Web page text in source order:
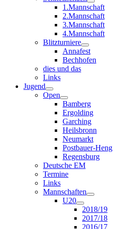
1.Mannschaft
2.Mannschaft
3.Mannschaft
4.Mannschaft
Blitzturniere
Annafest
Bechhofen
dies und das
Links
Jugend
Open
Bamberg
Ergolding
Garching
Heilsbronn
Neumarkt
Postbauer-Heng
Regensburg
Deutsche EM
Termine
Links
Mannschaften
U20
2018/19
2017/18
2016/17